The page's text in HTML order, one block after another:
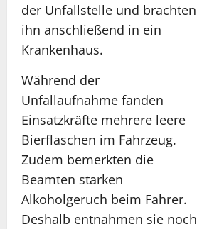
der Unfallstelle und brachten
ihn anschließend in ein
Krankenhaus.
Während der
Unfallaufnahme fanden
Einsatzkräfte mehrere leere
Bierflaschen im Fahrzeug.
Zudem bemerkten die
Beamten starken
Alkoholgeruch beim Fahrer.
Deshalb entnahmen sie noch